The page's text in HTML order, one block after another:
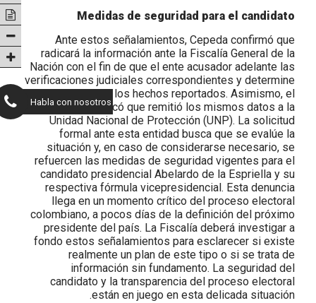
Medidas de seguridad para el candidato
Ante estos señalamientos, Cepeda confirmó que
radicará la información ante la Fiscalía General de la
Nación con el fin de que el ente acusador adelante las
verificaciones judiciales correspondientes y determine
la veracidad de los hechos reportados. Asimismo, el
senador notificó que remitió los mismos datos a la
Unidad Nacional de Protección (UNP). La solicitud
formal ante esta entidad busca que se evalúe la
situación y, en caso de considerarse necesario, se
refuercen las medidas de seguridad vigentes para el
candidato presidencial Abelardo de la Espriella y su
respectiva fórmula vicepresidencial. Esta denuncia
llega en un momento crítico del proceso electoral
colombiano, a pocos días de la definición del próximo
presidente del país. La Fiscalía deberá investigar a
fondo estos señalamientos para esclarecer si existe
realmente un plan de este tipo o si se trata de
información sin fundamento. La seguridad del
candidato y la transparencia del proceso electoral
están en juego en esta delicada situación.
Habla con nosotros